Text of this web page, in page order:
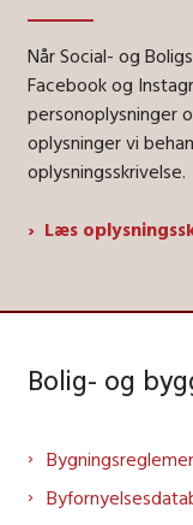
Når Social- og
Facebook og
personoplysninger
oplysninger vi
oplysningsskrivelse.
Læs
Bolig- og